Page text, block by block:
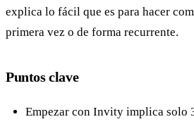
explica lo fácil que es para hacer
primera vez o de forma recurrente.
Puntos clave
Empezar con Invity implica solo